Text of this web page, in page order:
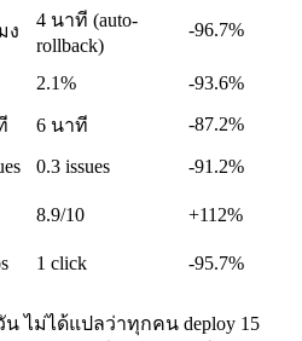
ง
4 นาที (auto-
rollback)
-96.7%
2.1%
-93.6%
6 นาที
-87.2%
0.3 issues
-91.2%
8.9/10
+112%
1 click -95.7%
น ไม่ได้แปลว่าทุกคน deploy 15